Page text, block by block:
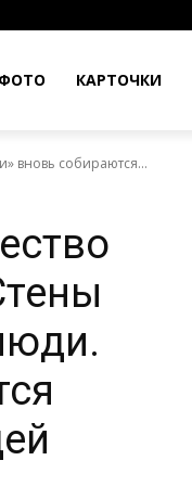
ФОТО КАРТОЧКИ
вновь собираются...